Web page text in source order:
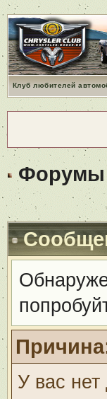
Клуб любителей
Форумы
У вас